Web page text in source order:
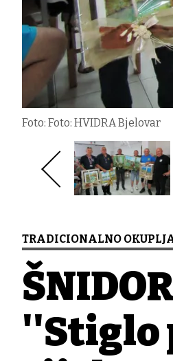
Foto: Foto: HVIDRA Bjelovar
TRADICIONALNO
''Stiglo